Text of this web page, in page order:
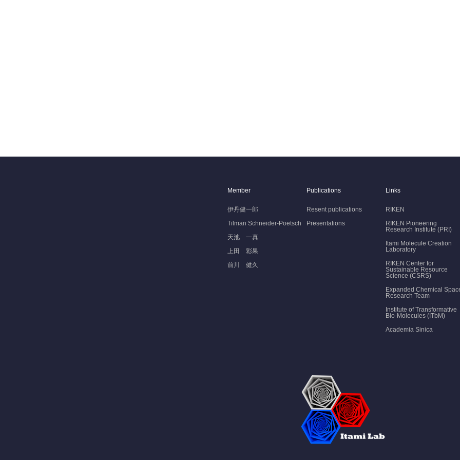
Member
伊丹健一郎
Tilman Schneider-Poetsch
天池 一真
上田 彩果
前川 健久
Publications
Resent publications
Presentations
Links
RIKEN
RIKEN Pioneering
Research Institute (PRI)
Itami Molecule Creation
Laboratory
RIKEN Center for
Sustainable Resource
Science (CSRS)
Expanded Chemical
Research Team
Institute of Transformative
Bio-Molecules (ITbM)
Academia Sinica